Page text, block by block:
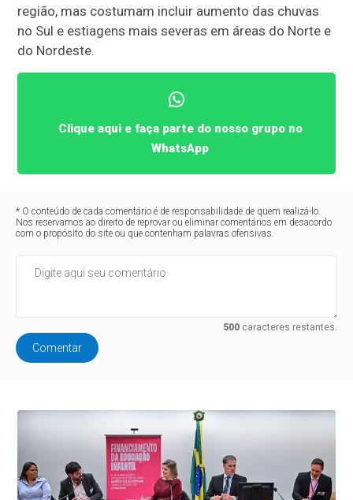
região, mas costumam incluir aumento das chuvas
no Sul e estiagens mais severas em áreas do Norte e
do Nordeste.
Clique aqui e faça parte do nosso grupo no
WhatsApp
* O conteúdo de cada comentário é de responsabilidade de quem realizá-lo.
Nos reservamos ao direito de reprovar ou eliminar comentários em desacordo
com o propósito do site ou que contenham palavras ofensivas.
500caracteres restantes.
Comentar